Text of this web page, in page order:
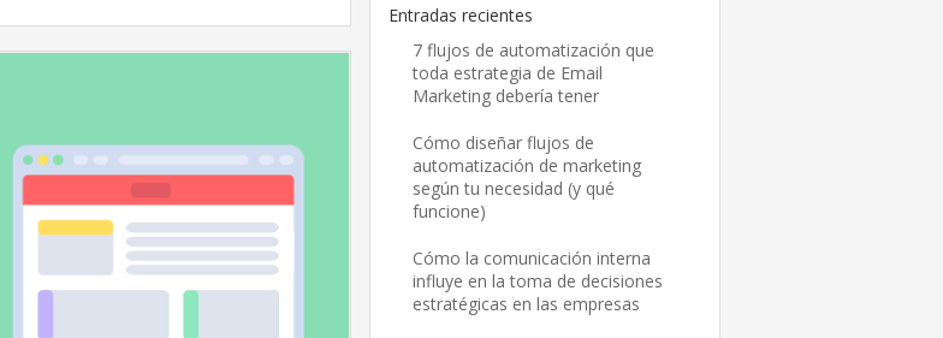
Entradas recientes
7 flujos de automatización que
toda estrategia de Email
Marketing debería tener
Cómo diseñar flujos de
automatización de marketing
según tu necesidad (y qué
funcione)
Cómo la comunicación interna
influye en la toma de decisiones
estratégicas en las empresas